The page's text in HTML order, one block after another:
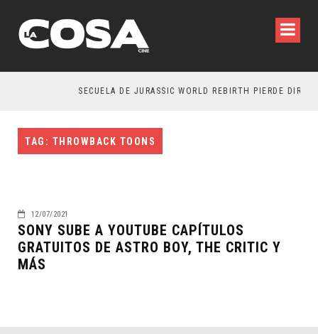
SECUELA DE JURASSIC WORLD REBIRTH PIERDE
TAG: THROWBACK TOONS
12/07/2021
SONY SUBE A YOUTUBE CAPÍTULOS
GRATUITOS DE ASTRO BOY, THE CRITIC Y
MÁS